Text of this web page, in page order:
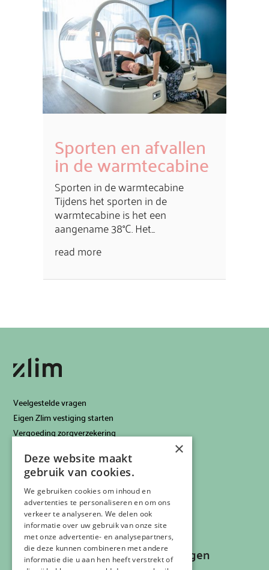
Sporten en afvallen
in de warmtecabine
Sporten in de warmtecabine
Tijdens het sporten in de
warmtecabine is het een
aangename 38°C. Het...
read more
Veelgestelde vragen
Eigen Zlim vestiging starten
Vergoeding zorgverzekering
Privacyverklaring
Cookiebeleid
Klachtenregeling
Algemene voorwaarden
Contactgegevens
Recepten, inspiratie en aanbiedingen
×
Deze website maakt
gebruik van cookies.
We gebruiken cookies om inhoud en
advertenties te personaliseren en om ons
verkeer te analyseren. We delen ook
informatie over uw gebruik van onze site
met onze advertentie- en analysepartners,
die deze kunnen combineren met andere
informatie die u aan hen heeft verstrekt of